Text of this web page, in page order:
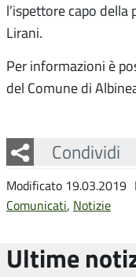
l’ispettore capo della
Lirani.
Per informazioni è
del Comune di
Condividi
Facebook
Twitter
Whatsapp
Modificato 19.03.2019
Comunicati, Notizie
Ultime